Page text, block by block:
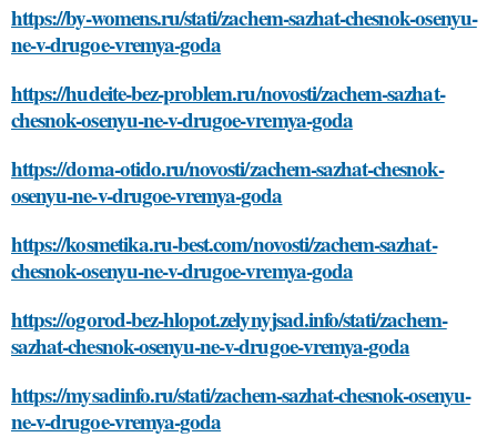
https://by-womens.ru/stati/zachem-sazhat-chesnok-osenyu-
ne-v-drugoe-vremya-goda
https://hudeite-bez-problem.ru/novosti/zachem-sazhat-
chesnok-osenyu-ne-v-drugoe-vremya-goda
https://doma-otido.ru/novosti/zachem-sazhat-chesnok-
osenyu-ne-v-drugoe-vremya-goda
https://kosmetika.ru-best.com/novosti/zachem-sazhat-
chesnok-osenyu-ne-v-drugoe-vremya-goda
https://ogorod-bez-hlopot.zelynyjsad.info/stati/zachem-
sazhat-chesnok-osenyu-ne-v-drugoe-vremya-goda
https://mysadinfo.ru/stati/zachem-sazhat-chesnok-osenyu-
ne-v-drugoe-vremya-goda